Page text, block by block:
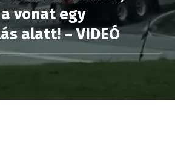
vonat egy
alatt! – VIDEÓ